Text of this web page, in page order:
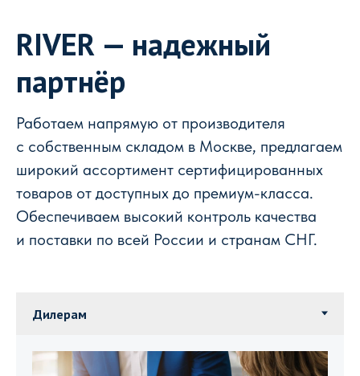
RIVER — надежный
партнёр
Работаем напрямую от производителя
с собственным складом в Москве, предлагаем
широкий ассортимент сертифицированных
товаров от доступных до премиум-класса.
Обеспечиваем высокий контроль качества
и поставки по всей России и странам СНГ.